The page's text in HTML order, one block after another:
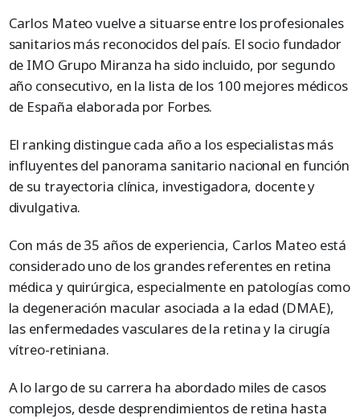
Carlos Mateo vuelve a situarse entre los profesionales
sanitarios más reconocidos del país. El socio fundador
de IMO Grupo Miranza ha sido incluido, por segundo
año consecutivo, en la lista de los 100 mejores médicos
de España elaborada por Forbes.
El ranking distingue cada año a los especialistas más
influyentes del panorama sanitario nacional en función
de su trayectoria clínica, investigadora, docente y
divulgativa.
Con más de 35 años de experiencia, Carlos Mateo está
considerado uno de los grandes referentes en retina
médica y quirúrgica, especialmente en patologías como
la degeneración macular asociada a la edad (DMAE),
las enfermedades vasculares de la retina y la cirugía
vítreo-retiniana.
A lo largo de su carrera ha abordado miles de casos
complejos, desde desprendimientos de retina hasta